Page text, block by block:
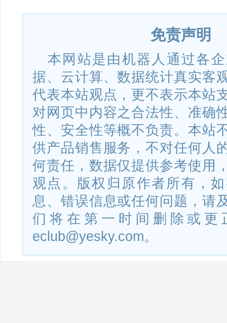
免责声明
本网站是由机器人通过各
据、云计算、数据统计真实客
代表本站观点，更不表示本站
对网页中内容之合法性、准确
性、安全性等概不负责。本站
供产品销售服务，不对任何人
何责任，数据仅提供参考使用
观点。版权归原作者所有，
息、错误信息或任何问题，请
们将在第一时间删除或更
eclub@yesky.com。